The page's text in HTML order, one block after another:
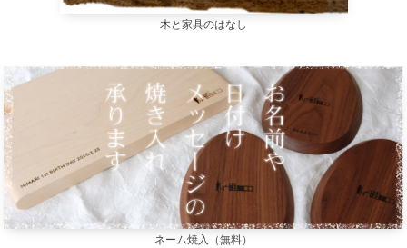
木と家具のはなし
ネーム焼入（無料）